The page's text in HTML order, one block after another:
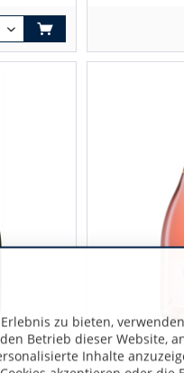
zu bieten,
Betrieb dieser Website,
Inhalte